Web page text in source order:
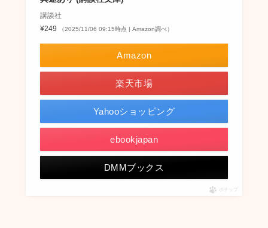
講談社
¥249
（2025/11/06 09:15時点 | Amazon調べ）
Amazon
楽天市場
Yahooショッピング
ebookjapan
DMMブックス
ポチップ